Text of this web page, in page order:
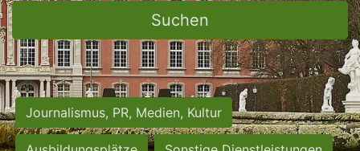
Suchen
Journalismus, PR, Medien, Kultur